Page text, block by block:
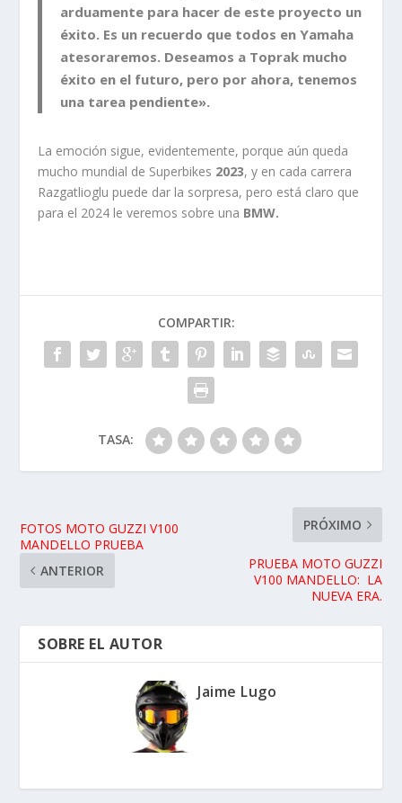
arduamente para hacer de este proyecto un
éxito. Es un recuerdo que todos en Yamaha
atesoraremos. Deseamos a Toprak mucho
éxito en el futuro, pero por ahora, tenemos
una tarea pendiente».
La emoción sigue, evidentemente, porque aún queda
mucho mundial de Superbikes 2023, y en cada carrera
Razgatlioglu puede dar la sorpresa, pero está claro que
para el 2024 le veremos sobre una BMW.
COMPARTIR:
TASA:
FOTOS MOTO GUZZI V100
MANDELLO PRUEBA
ANTERIOR
PRÓXIMO
PRUEBA MOTO GUZZI
V100 MANDELLO: LA
NUEVA ERA.
SOBRE EL AUTOR
Jaime Lugo